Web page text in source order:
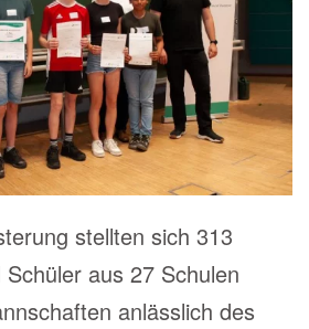
stellten sich 313
aus 27 Schulen
anlässlich des